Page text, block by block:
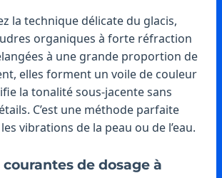
la technique délicate du glacis,
organiques à forte réfraction
à une grande proportion de
elles forment un voile de couleur
la tonalité sous-jacente sans
C’est une méthode parfaite
vibrations de la peau ou de l’eau.
courantes de dosage à